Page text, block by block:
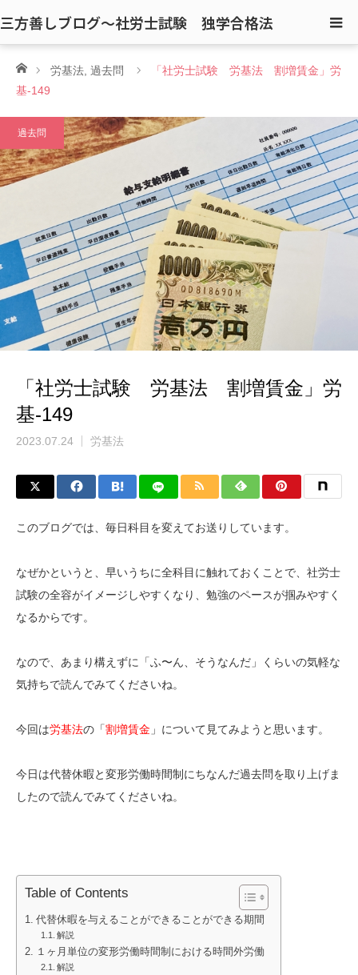
三方善しブログ〜社労士試験 独学合格法
ホーム労基法 過去問
「社労士試験 労基法 割増賃金」労
基-149
過去問
「社労士試験 労基法 割増賃金」労
基-149
2023.07.24 労基法
このブログでは、毎日科目を変えてお送りしています。
なぜかというと、早いうちに全科目に触れておくことで、社労士
試験の全容がイメージしやすくなり、勉強のペースが掴みやすく
なるからです。
なので、あまり構えずに「ふ〜ん、そうなんだ」くらいの気軽な
気持ちで読んでみてくださいね。
今回は労基法の「割増賃金 」について見てみようと思います。
今日は代替休暇と変形労働時間制にちなんだ過去問を取り上げま
したので読んでみてくださいね。
Table of Contents
代替休暇を与えることができることができる期間
解説
１ヶ月単位の変形労働時間制における時間外労働
解説